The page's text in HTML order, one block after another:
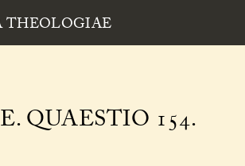
THEOLOGIAE
QUAESTIO 154.